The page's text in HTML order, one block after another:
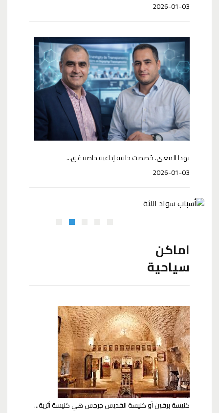
2026-01-03
بهذا المعنى، خُصصت حلقة إذاعية خاصة عُق...
2026-01-03
اماكن
سياحية
كنيسة برقين أو كنيسة القديس جرجس هي كنيسة أثرية...